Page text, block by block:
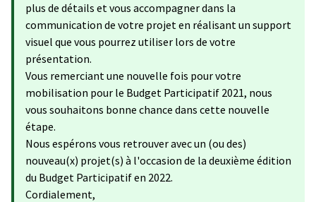
plus de détails et vous accompagner dans la
communication de votre projet en réalisant un support
visuel que vous pourrez utiliser lors de votre
présentation.
Vous remerciant une nouvelle fois pour votre
mobilisation pour le Budget Participatif 2021, nous
vous souhaitons bonne chance dans cette nouvelle
étape.
Nous espérons vous retrouver avec un (ou des)
nouveau(x) projet(s) à l'occasion de la deuxième édition
du Budget Participatif en 2022.
Cordialement,